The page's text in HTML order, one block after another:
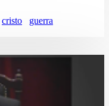
cristo
guerra